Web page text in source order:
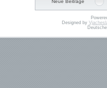
Neue Beiträge
Designed by